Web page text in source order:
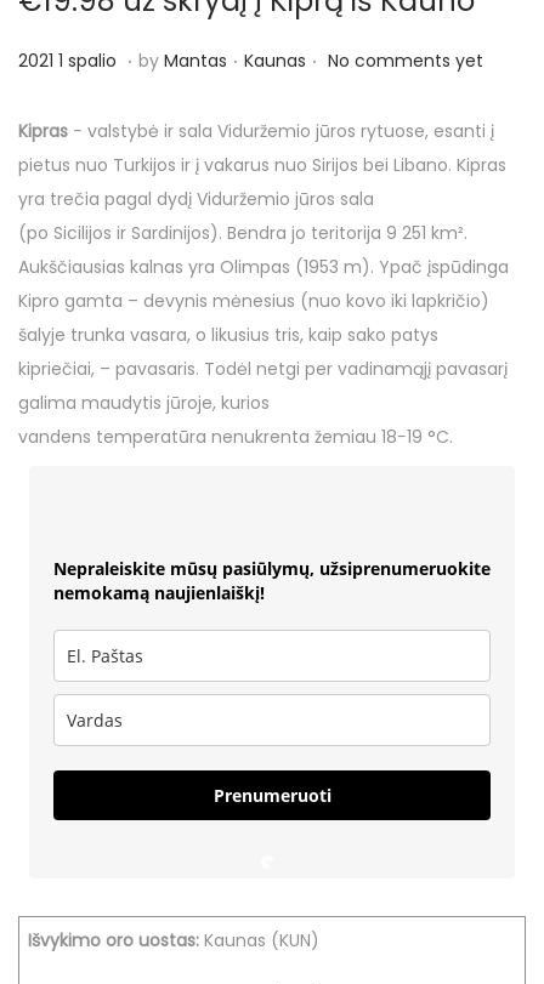
P
s
t
e
d
o
n
2021 1 spalio 2
2
2
1
4
b
a
l
a
n
d
. by Mantas . P
s
t
e
d
i
n
Kaunas . No comments yet
Kipras − valstybė ir sala Viduržemio jūros rytuose, esanti į
pietus nuo Turkijos ir į vakarus nuo Sirijos bei Libano. Kipras
yra trečia pagal dydį Viduržemio jūros sala
(po Sicilijos ir Sardinijos). Bendra jo teritorija 9 251 km².
Aukščiausias kalnas yra Olimpas (1953 m). Ypač įspūdinga
Kipro gamta – devynis mėnesius (nuo kovo iki lapkričio)
šalyje trunka vasara, o likusius tris, kaip sako patys
kipriečiai, – pavasaris. Todėl netgi per vadinamąjį pavasarį
galima maudytis jūroje, kurios
vandens temperatūra nenukrenta žemiau 18−19 °C.
Nepraleiskite mūsų pasiūlymų, užsiprenumeruokite
nemokamą naujienlaiškį!
Prenumeruoti
Išvykimo oro uostas: Kaunas (KUN)